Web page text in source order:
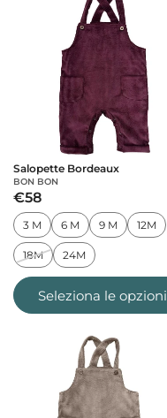
Salopette Bordeaux
BON BON
€58
3 M 6 M 9 M 12M
18M 24M
Seleziona le opzioni